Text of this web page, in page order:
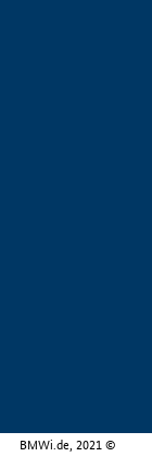
BMWi.de, 2021 ©